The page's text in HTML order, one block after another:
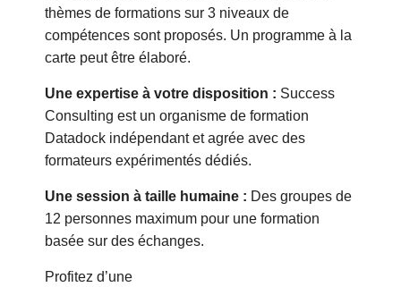
thèmes de formations sur 3 niveaux de
compétences sont proposés. Un programme à la
carte peut être élaboré.
Une expertise à votre disposition : Success
Consulting est un organisme de formation
Datadock indépendant et agrée avec des
formateurs expérimentés dédiés.
Une session à taille humaine : Des groupes de
12 personnes maximum pour une formation
basée sur des échanges.
Profitez d’une